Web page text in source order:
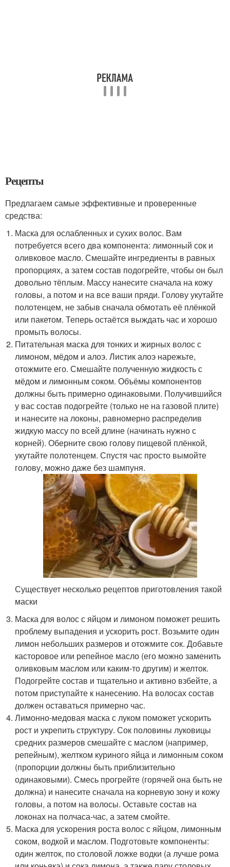
Рецепты
Предлагаем самые эффективные и проверенные
средства:
Маска для ослабленных и сухих волос. Вам
потребуется всего два компонента: лимонный сок и
оливковое масло. Смешайте ингредиенты в равных
пропорциях, а затем состав подогрейте, чтобы он был
довольно тёплым. Массу нанесите сначала на кожу
головы, а потом и на все ваши пряди. Голову укутайте
полотенцем, не забыв сначала обмотать её плёнкой
или пакетом. Теперь остаётся выждать час и хорошо
промыть волосы.
Питательная маска для тонких и жирных волос с
лимоном, мёдом и алоэ. Листик алоэ нарежьте,
отожмите его. Смешайте полученную жидкость с
мёдом и лимонным соком. Объёмы компонентов
должны быть примерно одинаковыми. Получившийся
у вас состав подогрейте (только не на газовой плите)
и нанесите на локоны, равномерно распределив
жидкую массу по всей длине (начинать нужно с
корней). Оберните свою голову пищевой плёнкой,
укутайте полотенцем. Спустя час просто вымойте
голову, можно даже без шампуня.
Существует несколько рецептов приготовления такой
маски
Маска для волос с яйцом и лимоном поможет решить
проблему выпадения и ускорить рост. Возьмите один
лимон небольших размеров и отожмите сок. Добавьте
касторовое или репейное масло (его можно заменить
оливковым маслом или каким-то другим) и желток.
Подогрейте состав и тщательно и активно взбейте, а
потом приступайте к нанесению. На волосах состав
должен оставаться примерно час.
Лимонно-медовая маска с луком поможет ускорить
рост и укрепить структуру. Сок половины луковицы
средних размеров смешайте с маслом (например,
репейным), желтком куриного яйца и лимонным соком
(пропорции должны быть приблизительно
одинаковыми). Смесь прогрейте (горячей она быть не
должна) и нанесите сначала на корневую зону и кожу
головы, а потом на волосы. Оставьте состав на
локонах на полчаса-час, а затем смойте.
Маска для ускорения роста волос с яйцом, лимонным
соком, водкой и маслом. Подготовьте компоненты:
один желток, по столовой ложке водки (а лучше рома